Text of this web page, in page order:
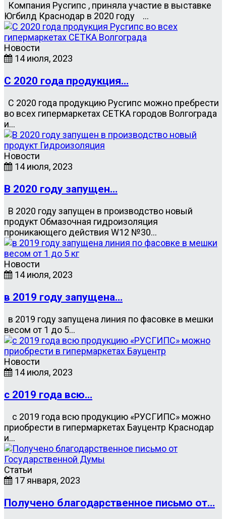
Компания Русгипс , приняла участие в выставке
Югбилд Краснодар в 2020 году …
Новости
14 июля, 2023
С 2020 года продукция…
С 2020 года продукцию Русгипс можно пребрести
во всех гипермаркетах СЕТКА городов Волгограда
и…
Новости
14 июля, 2023
В 2020 году запущен…
В 2020 году запущен в производство новый
продукт Обмазочная гидроизоляция
проникающего действия W12 №30…
Новости
14 июля, 2023
в 2019 году запущена…
в 2019 году запущена линия по фасовке в мешки
весом от 1 до 5…
Новости
14 июля, 2023
с 2019 года всю…
с 2019 года всю продукцию «РУСГИПС» можно
приобрести в гипермаркетах Бауцентр Краснодар
и…
Статьи
17 января, 2023
Получено благодарственное письмо от…